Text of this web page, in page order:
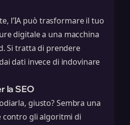
l’IA può trasformare il tuo
digitale a una macchina
Si tratta di prendere
dati invece di indovinare
la SEO
giusto? Sembra una
contro gli algoritmi di